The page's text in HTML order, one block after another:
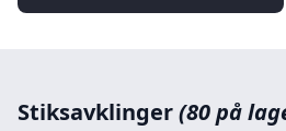
Stiksavklinger(80 på